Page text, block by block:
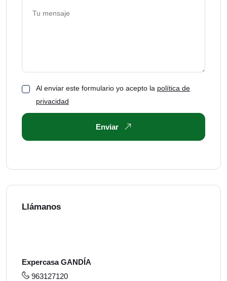
Al enviar este formulario yo acepto la política de
privacidad
Enviar
Llámanos
Expercasa GANDÍA
963127120